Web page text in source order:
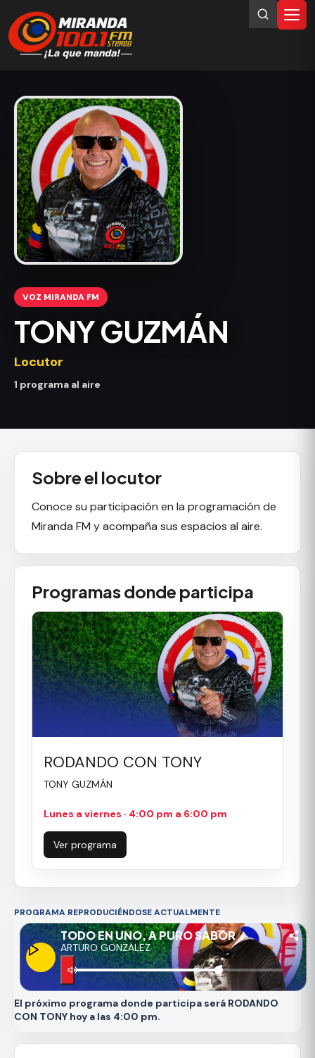
VOZ MIRANDA FM
TONY GUZMÁN
Locutor
1 programa al aire
Sobre el locutor
Conoce su participación en la programación de
Miranda FM y acompaña sus espacios al aire.
Programas donde participa
RODANDO CON TONY
TONY GUZMÁN
Lunes a viernes · 4:00 pm a 6:00 pm
Ver programa
PROGRAMA REPRODUCIÉNDOSE ACTUALMENTE
TODO EN UNO, A PURO SABOR
ARTURO GONZÁLEZ
El próximo programa donde participa será RODANDO
CON TONY hoy a las 4:00 pm.